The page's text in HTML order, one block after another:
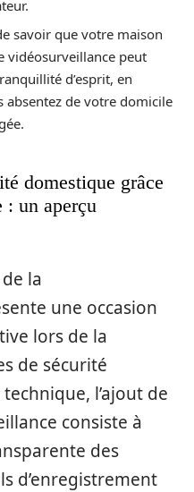
savoir que votre maison
vidéosurveillance peut
d’esprit, en
de votre domicile
domestique grâce
: un aperçu
la
une occasion
lors de la
de sécurité
l’ajout de
consiste à
des
d’enregistrement